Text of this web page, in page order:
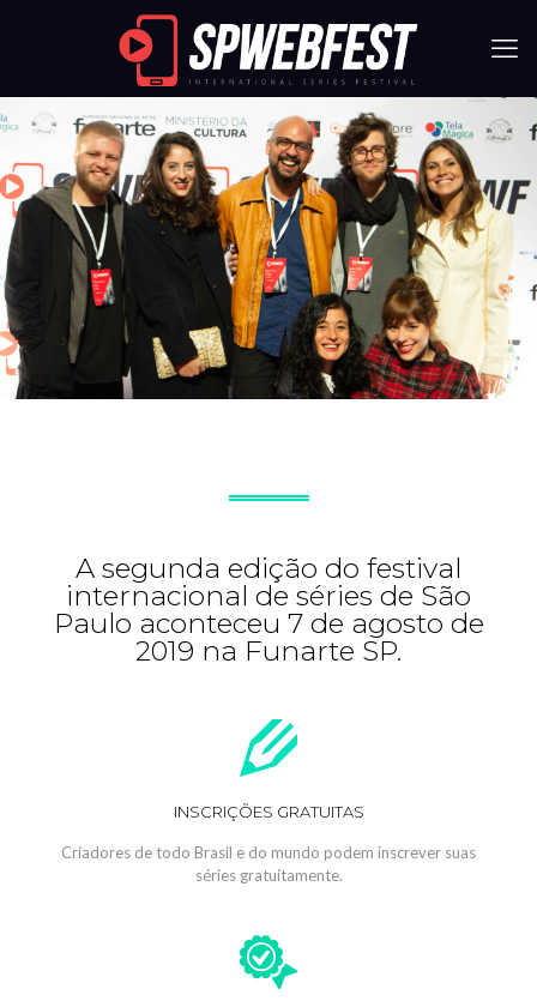
A segunda edição do festival
internacional de séries de São
Paulo aconteceu 7 de agosto de
2019 na Funarte SP.
INSCRIÇÕES GRATUITAS
Criadores de todo Brasil e do mundo podem inscrever suas
séries gratuitamente.